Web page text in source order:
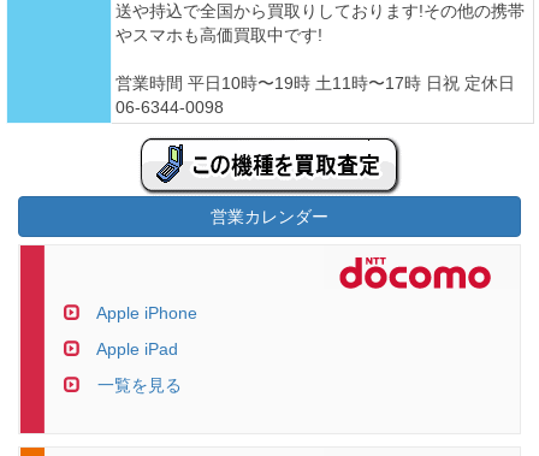
送や持込で全国から買取りしております!その他の携帯
やスマホも高価買取中です!
営業時間 平日10時〜19時 土11時〜17時 日祝 定休日
06-6344-0098
営業カレンダー
Apple iPhone
Apple iPad
一覧を見る